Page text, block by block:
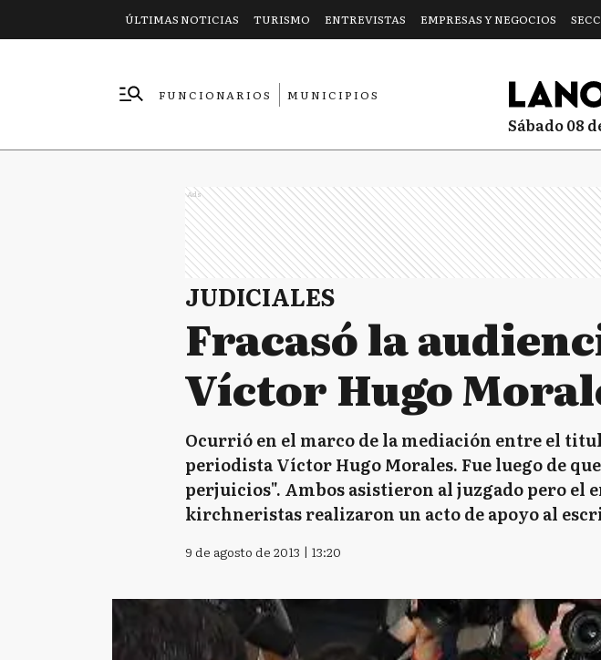
ÚLTIMAS NOTICIAS TURISMO ENTREVISTAS EMPRESAS Y NEGOCIOS
FUNCIONARIOS
MUNICIPIOS
sábado 08
Ads
JUDICIALES
Fracasó la
Víctor Hugo
Ocurrió en el marco de la mediación entre el
periodista Víctor Hugo Morales. Fue luego de
perjuicios". Ambos asistieron al juzgado pero el
kirchneristas realizaron un acto de apoyo al
9 de agosto de 2013 | 13:20